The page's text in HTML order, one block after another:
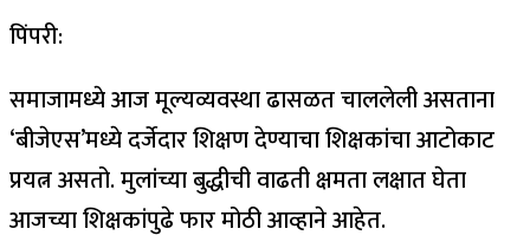
पिंपरी:
समाजामध्ये आज मूल्यव्यवस्था ढासळत चाललेली असताना
‘बीजेएस’मध्ये दर्जेदार शिक्षण देण्याचा शिक्षकांचा आटोकाट
प्रयत्न असतो. मुलांच्या बुद्धीची वाढती क्षमता लक्षात घेता
आजच्या शिक्षकांपुढे फार मोठी आव्हाने आहेत.